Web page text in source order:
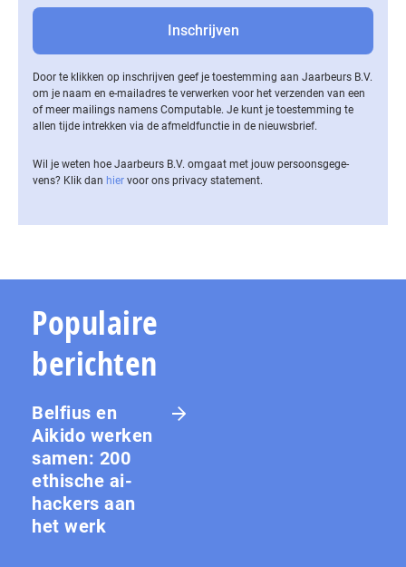
Door te klikken op inschrijven geef je toestemming aan Jaarbeurs B.V.
om je naam en e-mailadres te verwerken voor het verzenden van een
of meer mailings namens Computable. Je kunt je toestemming te
allen tijde intrekken via de af­meld­func­tie in de nieuwsbrief.
Wil je weten hoe Jaarbeurs B.V. omgaat met jouw per­soons­ge­ge­
vens? Klik dan hier voor ons privacy statement.
Populaire
berichten
Belfius en
Aikido werken
samen: 200
ethische ai-
hackers aan
het werk